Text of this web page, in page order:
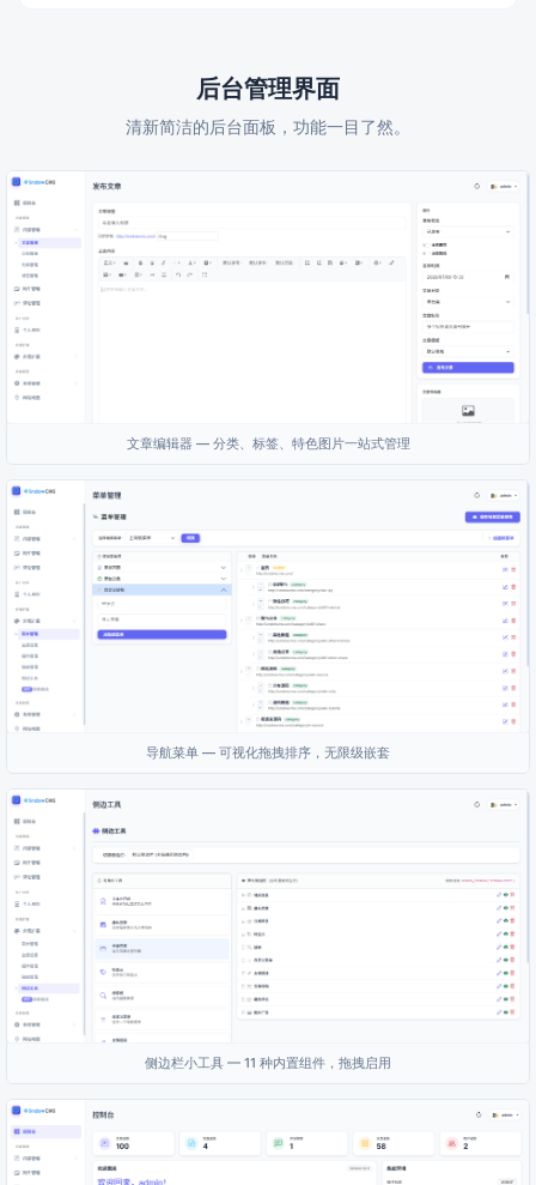
后台管理界面
清新简洁的后台面板，功能一目了然。
文章编辑器 — 分类、标签、特色图片一站式管理
导航菜单 — 可视化拖拽排序，无限级嵌套
侧边栏小工具 — 11 种内置组件，拖拽启用